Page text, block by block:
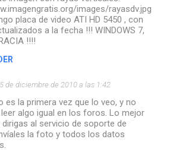
images/rayasdv.jpg
placa de video ATI HD 5450 , con
a la fecha !!! WINDOWS 7,
!!!!
5 de diciembre de 2010 a las 1:42
es la primera vez que lo veo, y no
algo igual en los foros. Lo mejor
al servicio de soporte de
la foto y todos los datos